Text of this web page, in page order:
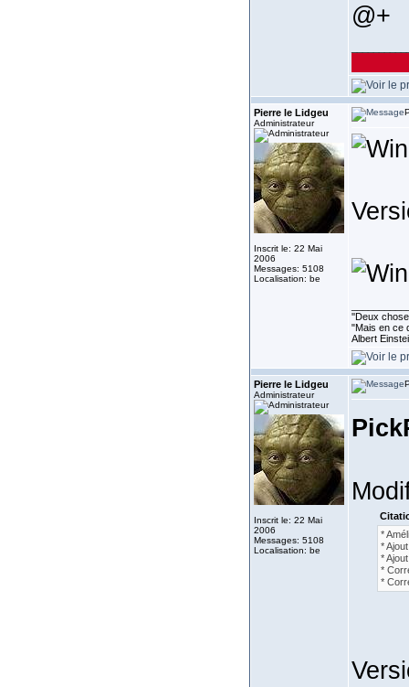
@+
Pierre le Lidgeu
Administrateur
Inscrit le: 22 Mai
2006
Messages: 5108
Localisation: be
''Deux
"Mais en ce
Albert
Pierre le Lidgeu
Administrateur
Inscrit le: 22 Mai
2006
Messages: 5108
Localisation: be
*
*
*
*
*